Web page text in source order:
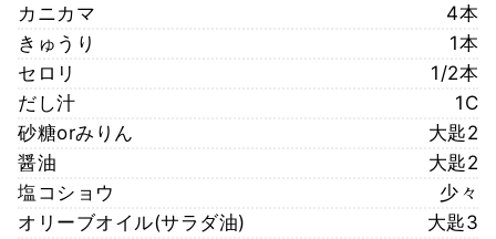
カニカマ
4本
きゅうり
1本
セロリ
1/2本
だし汁
1C
砂糖orみりん
大匙2
醤油
大匙2
塩コショウ
少々
オリーブオイル(サラダ油)
大匙3